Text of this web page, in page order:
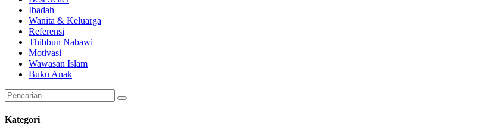
Ibadah
Wanita & Keluarga
Referensi
Thibbun Nabawi
Motivasi
Wawasan Islam
Buku Anak
Kategori